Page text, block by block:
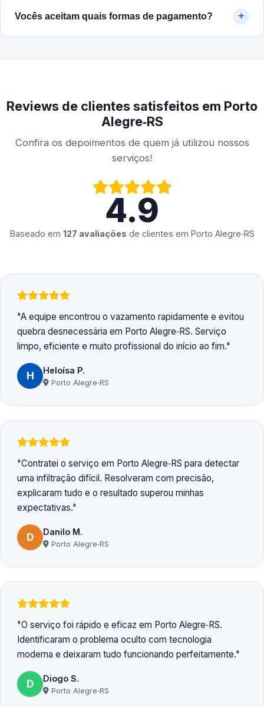
Vocês aceitam quais formas de pagamento?
Reviews de clientes satisfeitos em Porto
Alegre‑RS
Confira os depoimentos de quem já utilizou nossos
serviços!
4.9
Baseado em 127 avaliações de clientes em Porto Alegre‑RS
A equipe encontrou o vazamento rapidamente e evitou
quebra desnecessária em Porto Alegre‑RS. Serviço
limpo, eficiente e muito profissional do início ao fim.
H Heloísa P.
Porto Alegre‑RS
Contratei o serviço em Porto Alegre‑RS para detectar
uma infiltração difícil. Resolveram com precisão,
explicaram tudo e o resultado superou minhas
expectativas.
D Danilo M.
Porto Alegre‑RS
O serviço foi rápido e eficaz em Porto Alegre‑RS.
Identificaram o problema oculto com tecnologia
moderna e deixaram tudo funcionando perfeitamente.
D Diogo S.
Porto Alegre‑RS